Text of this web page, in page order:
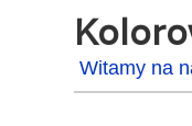
Witamy na